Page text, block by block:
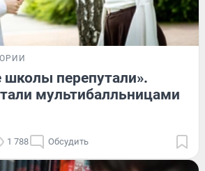
школы перепутали».
мультибалльницами
1 788 Обсудить